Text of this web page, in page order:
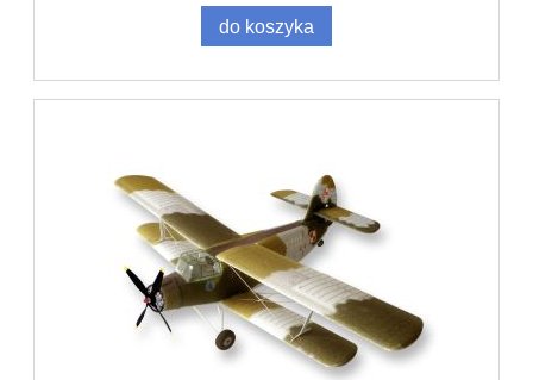
do koszyka